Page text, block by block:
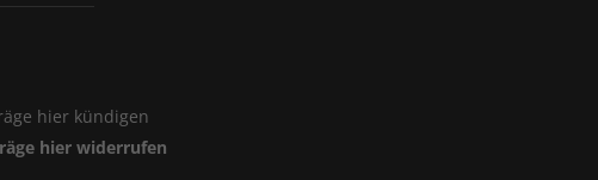
hier kündigen
hier widerrufen